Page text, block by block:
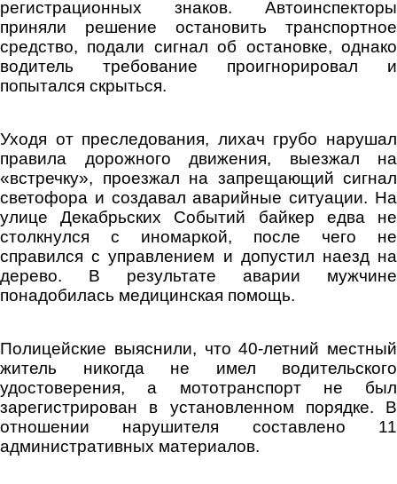
регистрационных знаков. Автоинспекторы
приняли решение остановить транспортное
средство, подали сигнал об остановке, однако
водитель требование проигнорировал и
попытался скрыться.
Уходя от преследования, лихач грубо нарушал
правила дорожного движения, выезжал на
«встречку», проезжал на запрещающий сигнал
светофора и создавал аварийные ситуации. На
улице Декабрьских Событий байкер едва не
столкнулся с иномаркой, после чего не
справился с управлением и допустил наезд на
дерево. В результате аварии мужчине
понадобилась медицинская помощь.
Полицейские выяснили, что 40-летний местный
житель никогда не имел водительского
удостоверения, а мототранспорт не был
зарегистрирован в установленном порядке. В
отношении нарушителя составлено 11
административных материалов.